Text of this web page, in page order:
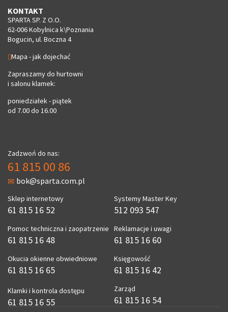
KONTAKT
SPARTA SP. Z O.O.
62-006 Kobylnica k\Poznania
Bogucin, ul. Boczna 4
Mapa - jak dojechać
Zapraszamy do hurtowni
i salonu klamek:
poniedziałek - piątek
od 7.00 do 16.00
Zadzwoń do nas:
61 815 00 86
bok@sparta.com.pl
Sklep internetowy
61 815 16 52
Pomoc techniczna i zaopatrzenie
61 815 16 48
Okucia okienne obwiedniowe
61 815 16 65
Klamki i kontrola dostępu
61 815 16 55
Systemy Master Key
512 093 547
Reklamacje i uwagi
61 815 16 60
Księgowość
61 815 16 42
Zarząd
61 815 16 54